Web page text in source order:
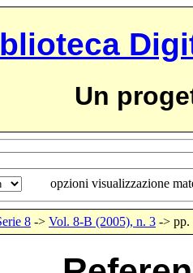
Un
opzioni visualizzazione
8 -> Vol. 8-B (2005), n. 3 -> pp.